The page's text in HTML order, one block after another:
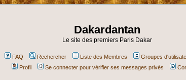
Dakardantan
Le site des premiers Paris Dakar
FAQ Rechercher Liste des Membres Groupes
Profil
Se connecter pour vérifier ses messages privés